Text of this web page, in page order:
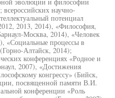
научно-
потенциал
2013, 2014), «Философия,
Москва, 2014), «Человек
«Социальные процессы в
Алтайск, 2014);
конференциях «Родное и
2007), «Достижения
конгрессу» (Бийск,
посвященной памяти В.И.
конференции «Роль